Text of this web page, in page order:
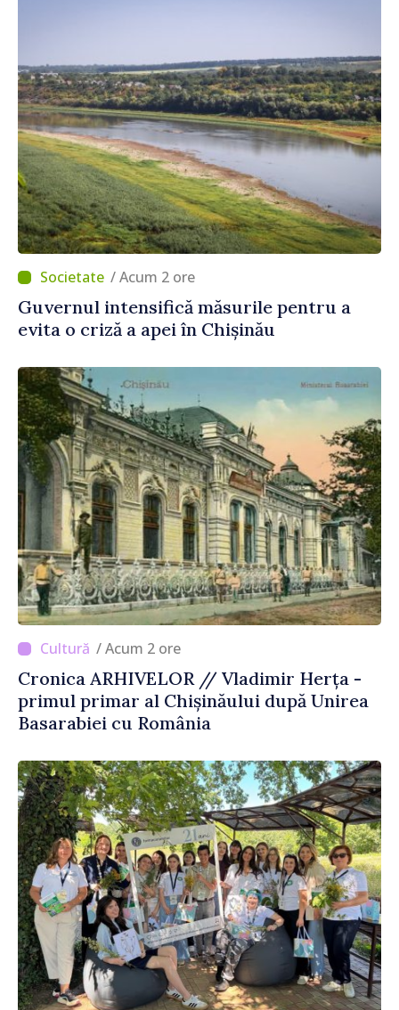
/ Acum 2 ore
Guvernul intensifică măsurile pentru a
evita o criză a apei în Chișinău
/ Acum 2 ore
Cronica ARHIVELOR // Vladimir Herța -
primul primar al Chișinăului după Unirea
Basarabiei cu România